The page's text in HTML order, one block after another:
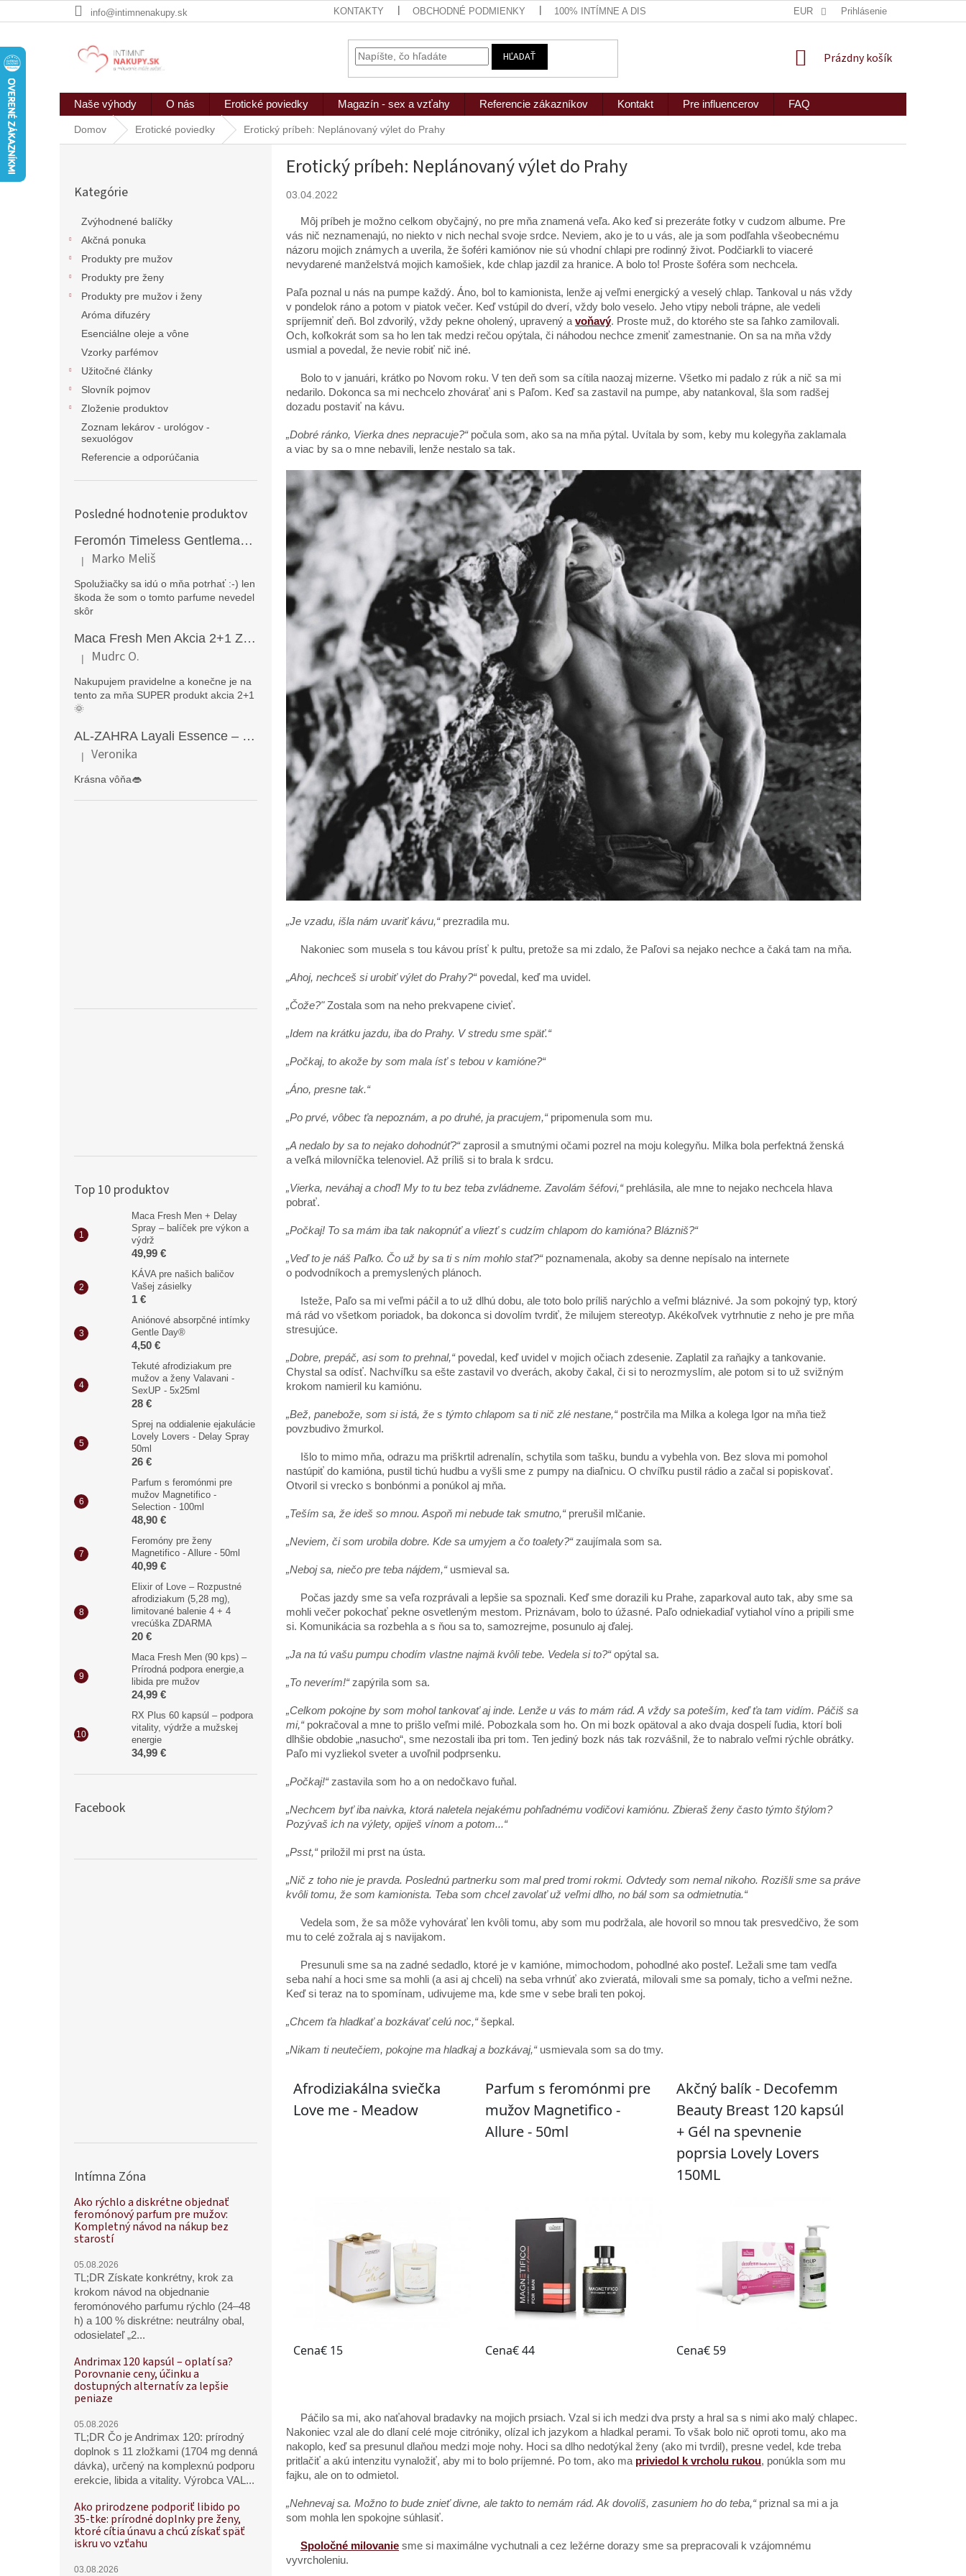
na
info@intimnenakupy.sk KONTAKTY OBCHODNÉ PODMIENKY 100% INTÍMNE A DISKRÉTNE ZASLANIE MAPA SERVERU 2PEOPLE S.R.O.
EUR Prihlásenie
HĽADAŤ
NÁKUPNÝ
Prázdny košík
Naše výhody O nás Erotické poviedky Magazín - sex a vzťahy Referencie zákazníkov Kontakt Pre influencerov FAQ
Domov Erotické poviedky Erotický príbeh: Neplánovaný výlet do Prahy
kategórie
Kategórie
Zvýhodnené balíčky
Akčná ponuka
Produkty pre mužov
Produkty pre ženy
Produkty pre mužov i ženy
Aróma difuzéry
Esenciálne oleje a vône
Vzorky parfémov
Užitočné články
Slovník pojmov
Zloženie produktov
Zoznam lekárov - urológov -
sexuológov
Referencie a odporúčania
Posledné hodnotenie produktov
Feromón Timeless Gentleman silný feromónový parfém pre mužov - 50ml
Hodnotenie produktu je 5 z 5 hviezdičiek.
| Marko Meliš
Spolužiačky sa idú o mňa potrhať :-) len
škoda že som o tomto parfume nevedel
skôr
Maca Fresh Men Akcia 2+1 ZDARMA (270kapsúl )
Hodnotenie produktu je 5 z 5 hviezdičiek.
| Mudrc O.
Nakupujem pravidelne a konečne je na
tento za mňa SUPER produkt akcia 2+1
🌞
AL-ZAHRA Layali Essence – zmyselný arabský parfém pre ženy s originálnymi orientálnymi tónmi v luxusnom dubajskom štýle (50 ml)
Hodnotenie produktu je 5 z 5 hviezdičiek.
| Veronika
Krásna vôňa👄
Top 10 produktov
Maca Fresh Men + Delay
Spray – balíček pre výkon a
výdrž
49,99 €
KÁVA pre našich baličov
Vašej zásielky
1 €
Aniónové absorpčné intímky
Gentle Day®
4,50 €
Tekuté afrodiziakum pre
mužov a ženy Valavani -
SexUP - 5x25ml
28 €
Sprej na oddialenie ejakulácie
Lovely Lovers - Delay Spray
50ml
26 €
Parfum s feromónmi pre
mužov Magnetifico -
Selection - 100ml
48,90 €
Feromóny pre ženy
Magnetifico - Allure - 50ml
40,99 €
Elixir of Love – Rozpustné
afrodiziakum (5,28 mg),
limitované balenie 4 + 4
vrecúška ZDARMA
20 €
Maca Fresh Men (90 kps) –
Prírodná podpora energie,a
libida pre mužov
24,99 €
RX Plus 60 kapsúl – podpora
vitality, výdrže a mužskej
energie
34,99 €
Facebook
Intímna Zóna
Ako rýchlo a diskrétne objednať
feromónový parfum pre mužov:
Kompletný návod na nákup bez
starostí
05.08.2026
TL;DR Získate konkrétny, krok za
krokom návod na objednanie
feromónového parfumu rýchlo (24–48
h) a 100 % diskrétne: neutrálny obal,
odosielateľ „2...
Andrimax 120 kapsúl – oplatí sa?
Porovnanie ceny, účinku a
dostupných alternatív za lepšie
peniaze
05.08.2026
TL;DR Čo je Andrimax 120: prírodný
doplnok s 11 zložkami (1704 mg denná
dávka), určený na komplexnú podporu
erekcie, libida a vitality. Výrobca VAL...
Ako prirodzene podporiť libido po
35-tke: prírodné doplnky pre ženy,
ktoré cítia únavu a chcú získať späť
iskru vo vzťahu
03.08.2026
Erotický príbeh: Neplánovaný výlet do Prahy
03.04.2022
Môj príbeh je možno celkom obyčajný, no pre mňa znamená veľa. Ako keď si prezeráte fotky v cudzom albume. Pre
vás nič neznamenajú, no niekto v nich nechal svoje srdce. Neviem, ako je to u vás, ale ja som podľahla všeobecnému
názoru mojich známych a uverila, že šoféri kamiónov nie sú vhodní chlapi pre rodinný život. Podčiarkli to viaceré
nevydarené manželstvá mojich kamošiek, kde chlap jazdil za hranice. A bolo to! Proste šoféra som nechcela.
Paľa poznal u nás na pumpe každý. Áno, bol to kamionista, lenže aj veľmi energický a veselý chlap. Tankoval u nás vždy
v pondelok ráno a potom v piatok večer. Keď vstúpil do dverí, vždy bolo veselo. Jeho vtipy neboli trápne, ale vedeli
spríjemniť deň. Bol zdvorilý, vždy pekne oholený, upravený a voňavý. Proste muž, do ktorého ste sa ľahko zamilovali.
Och, koľkokrát som sa ho len tak medzi rečou opýtala, či náhodou nechce zmeniť zamestnanie. On sa na mňa vždy
usmial a povedal, že nevie robiť nič iné.
Bolo to v januári, krátko po Novom roku. V ten deň som sa cítila naozaj mizerne. Všetko mi padalo z rúk a nič sa mi
nedarilo. Dokonca sa mi nechcelo zhovárať ani s Paľom. Keď sa zastavil na pumpe, aby natankoval, šla som radšej
dozadu postaviť na kávu.
„Dobré ránko, Vierka dnes nepracuje?“počula som, ako sa na mňa pýtal. Uvítala by som, keby mu kolegyňa zaklamala
a viac by sa o mne nebavili, lenže nestalo sa tak.
„Je vzadu, išla nám uvariť kávu,“prezradila mu.
Nakoniec som musela s tou kávou prísť k pultu, pretože sa mi zdalo, že Paľovi sa nejako nechce a čaká tam na mňa.
„Ahoj, nechceš si urobiť výlet do Prahy?“povedal, keď ma uvidel.
„Čože?"Zostala som na neho prekvapene civieť.
„Idem na krátku jazdu, iba do Prahy. V stredu sme späť.“
„Počkaj, to akože by som mala ísť s tebou v kamióne?“
„Áno, presne tak.“
„Po prvé, vôbec ťa nepoznám, a po druhé, ja pracujem,“pripomenula som mu.
„A nedalo by sa to nejako dohodnúť?“zaprosil a smutnými očami pozrel na moju kolegyňu. Milka bola perfektná ženská
a veľká milovníčka telenoviel. Až príliš si to brala k srdcu.
„Vierka, neváhaj a choď! My to tu bez teba zvládneme. Zavolám šéfovi,“prehlásila, ale mne to nejako nechcela hlava
pobrať.
„Počkaj! To sa mám iba tak nakopnúť a vliezť s cudzím chlapom do kamióna? Blázniš?“
„Veď to je náš Paľko. Čo už by sa ti s ním mohlo stať?“poznamenala, akoby sa denne nepísalo na internete
o podvodníkoch a premyslených plánoch.
Isteže, Paľo sa mi veľmi páčil a to už dlhú dobu, ale toto bolo príliš narýchlo a veľmi bláznivé. Ja som pokojný typ, ktorý
má rád vo všetkom poriadok, ba dokonca si dovolím tvrdiť, že milujem stereotyp. Akékoľvek vytrhnutie z neho je pre mňa
stresujúce.
„Dobre, prepáč, asi som to prehnal,“povedal, keď uvidel v mojich očiach zdesenie. Zaplatil za raňajky a tankovanie.
Chystal sa odísť. Nachvíľku sa ešte zastavil vo dverách, akoby čakal, či si to nerozmyslím, ale potom si to už svižným
krokom namieril ku kamiónu.
„Bež, panebože, som si istá, že s týmto chlapom sa ti nič zlé nestane,“postrčila ma Milka a kolega Igor na mňa tiež
povzbudivo žmurkol.
Išlo to mimo mňa, odrazu ma priškrtil adrenalín, schytila som tašku, bundu a vybehla von. Bez slova mi pomohol
nastúpiť do kamióna, pustil tichú hudbu a vyšli sme z pumpy na diaľnicu. O chvíľku pustil rádio a začal si popiskovať.
Otvoril si vrecko s bonbónmi a ponúkol aj mňa.
„Teším sa, že ideš so mnou. Aspoň mi nebude tak smutno,“prerušil mlčanie.
„Neviem, či som urobila dobre. Kde sa umyjem a čo toalety?“zaujímala som sa.
„Neboj sa, niečo pre teba nájdem,“usmieval sa.
Počas jazdy sme sa veľa rozprávali a lepšie sa spoznali. Keď sme dorazili ku Prahe, zaparkoval auto tak, aby sme sa
mohli večer pokochať pekne osvetleným mestom. Priznávam, bolo to úžasné. Paľo odniekadiaľ vytiahol víno a pripili sme
si. Komunikácia sa rozbehla a s ňou sa to, samozrejme, posunulo aj ďalej.
„Ja na tú vašu pumpu chodím vlastne najmä kvôli tebe. Vedela si to?“opýtal sa.
„To neverím!“zapýrila som sa.
„Celkom pokojne by som mohol tankovať aj inde. Lenže u vás to mám rád. A vždy sa poteším, keď ťa tam vidím. Páčiš sa
mi,“pokračoval a mne to prišlo veľmi milé. Pobozkala som ho. On mi bozk opätoval a ako dvaja dospelí ľudia, ktorí boli
dlhšie obdobie „nasucho“, sme nezostali iba pri tom. Ten jediný bozk nás tak rozvášnil, že to nabralo veľmi rýchle obrátky.
Paľo mi vyzliekol sveter a uvoľnil podprsenku.
„Počkaj!“zastavila som ho a on nedočkavo fuňal.
„Nechcem byť iba naivka, ktorá naletela nejakému pohľadnému vodičovi kamiónu. Zbieraš ženy často týmto štýlom?
Pozývaš ich na výlety, opiješ vínom a potom...“
„Psst,“priložil mi prst na ústa.
„Nič z toho nie je pravda. Poslednú partnerku som mal pred tromi rokmi. Odvtedy som nemal nikoho. Rozišli sme sa práve
kvôli tomu, že som kamionista. Teba som chcel zavolať už veľmi dlho, no bál som sa odmietnutia.“
Vedela som, že sa môže vyhovárať len kvôli tomu, aby som mu podržala, ale hovoril so mnou tak presvedčivo, že som
mu to celé zožrala aj s navijakom.
Presunuli sme sa na zadné sedadlo, ktoré je v kamióne, mimochodom, pohodlné ako posteľ. Ležali sme tam vedľa
seba nahí a hoci sme sa mohli (a asi aj chceli) na seba vrhnúť ako zvieratá, milovali sme sa pomaly, ticho a veľmi nežne.
Keď si teraz na to spomínam, udivujeme ma, kde sme v sebe brali ten pokoj.
„Chcem ťa hladkať a bozkávať celú noc,“šepkal.
„Nikam ti neutečiem, pokojne ma hladkaj a bozkávaj,“usmievala som sa do tmy.
Páčilo sa mi, ako naťahoval bradavky na mojich prsiach. Vzal si ich medzi dva prsty a hral sa s nimi ako malý chlapec.
Nakoniec vzal ale do dlaní celé moje citróniky, olízal ich jazykom a hladkal perami. To však bolo nič oproti tomu, ako ma
nakoplo, keď sa presunul dlaňou medzi moje nohy. Hoci sa dlho nedotýkal ženy (ako mi tvrdil), presne vedel, kde treba
pritlačiť a akú intenzitu vynaložiť, aby mi to bolo príjemné. Po tom, ako ma priviedol k vrcholu rukou, ponúkla som mu
fajku, ale on to odmietol.
„Nehnevaj sa. Možno to bude znieť divne, ale takto to nemám rád. Ak dovolíš, zasuniem ho do teba,“priznal sa mi a ja
som mohla len spokojne súhlasiť.
Spoločné milovanie sme si maximálne vychutnali a cez ležérne dorazy sme sa prepracovali k vzájomnému
vyvrcholeniu.